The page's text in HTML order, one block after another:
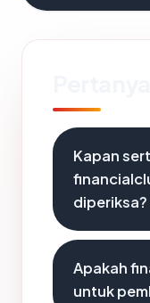
Kapan
diperiksa?
Apakah
untuk